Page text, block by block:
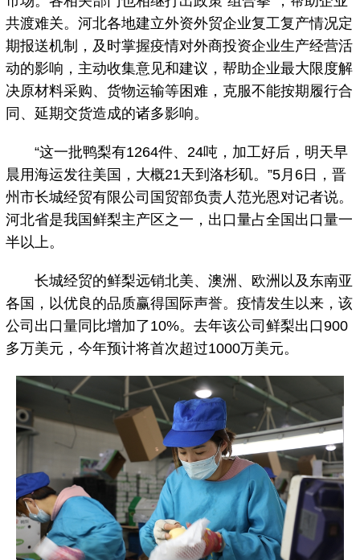
共渡难关。河北各地建立外资外贸企业复工复产情况定
期报送机制，及时掌握疫情对外商投资企业生产经营活
动的影响，主动收集意见和建议，帮助企业最大限度解
决原材料采购、货物运输等困难，克服不能按期履行合
同、延期交货造成的诸多影响。
“这一批鸭梨有1264件、24吨，加工好后，明天早
晨用海运发往美国，大概21天到洛杉矶。”5月6日，晋
州市长城经贸有限公司国贸部负责人范光恩对记者说。
河北省是我国鲜梨主产区之一，出口量占全国出口量一
半以上。
长城经贸的鲜梨远销北美、澳洲、欧洲以及东南亚
各国，以优良的品质赢得国际声誉。疫情发生以来，该
公司出口量同比增加了10%。去年该公司鲜梨出口900
多万美元，今年预计将首次超过1000万美元。